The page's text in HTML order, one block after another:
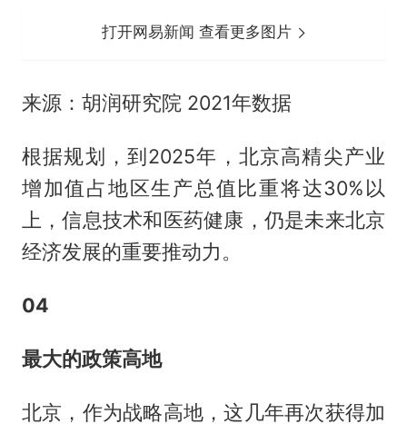
打开网易新闻 查看更多图片
来源：胡润研究院 2021年数据
根据规划，到2025年，北京高精尖产业
增加值占地区生产总值比重将达30%以
上，信息技术和医药健康，仍是未来北京
经济发展的重要推动力。
04
最大的政策高地
北京，作为战略高地，这几年再次获得加